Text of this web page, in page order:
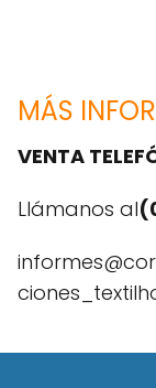
MÁS
VENTA
Llámanos al